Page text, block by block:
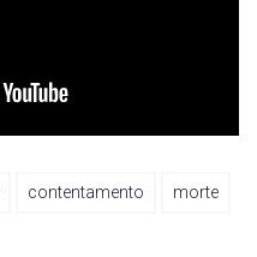
contentamento morte